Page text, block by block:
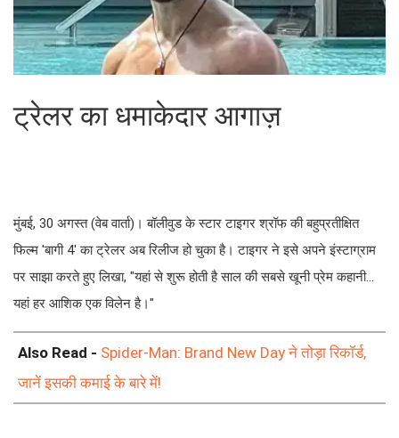
ट्रेलर का धमाकेदार आगाज़
मुंबई, 30 अगस्त (वेब वार्ता)। बॉलीवुड के स्टार टाइगर श्रॉफ की बहुप्रतीक्षित
फिल्म 'बागी 4' का ट्रेलर अब रिलीज हो चुका है। टाइगर ने इसे अपने इंस्टाग्राम
पर साझा करते हुए लिखा, "यहां से शुरू होती है साल की सबसे खूनी प्रेम कहानी…
यहां हर आशिक एक विलेन है।"
Also Read - Spider-Man: Brand New Day ने तोड़ा रिकॉर्ड,
जानें इसकी कमाई के बारे में!